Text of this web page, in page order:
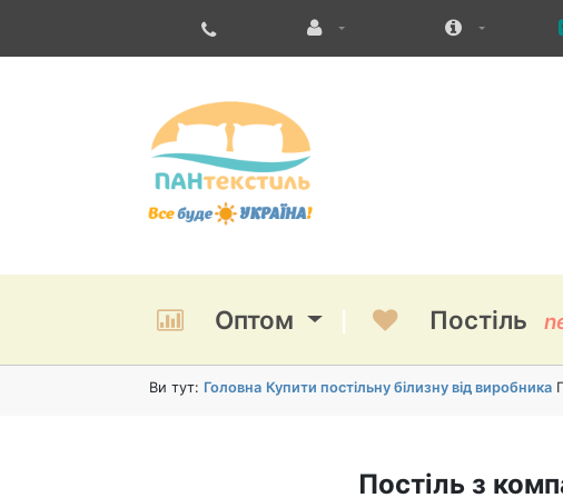
Оптом Постіль
Ви тут: Головна Купити постільну білизну від виробника
Постіль з